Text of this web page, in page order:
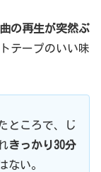
の再生が突然ぷ
テープのいい味
ところで、じ
きっかり30分
ない。